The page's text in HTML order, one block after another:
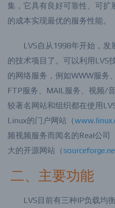
集，它具有良好可靠性、可扩
的成本实现最优的服务性能。
LVS自从1998年开始，
的技术项目了。可以利用LVS
的网络服务，例如WWW服务
FTP服务、MAIL服务、视频/
较著名网站和组织都在使用
Linux的门户网站（
频视频服务而闻名的Real公司
大的开源网站（
二、主要功能
LVS目前有三种IP负载均